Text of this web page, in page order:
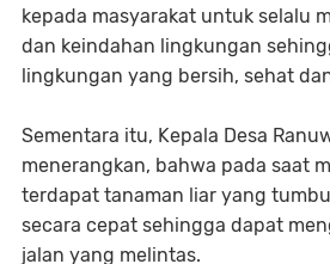
kepada masyarakat untuk selalu
dan keindahan lingkungan
lingkungan yang bersih, sehat
Sementara itu, Kepala Desa
menerangkan, bahwa pada saat
terdapat tanaman liar yang
secara cepat sehingga dapat
jalan yang melintas.